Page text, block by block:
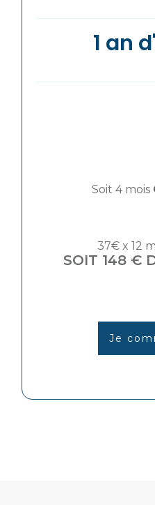
1 an
Soit 4 mois
37€ x 12
SOIT 148 €
Je